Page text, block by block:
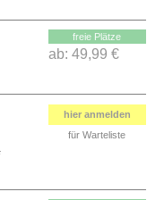
freie Plätze
ab: 49,99 €
hier anmelden
für Warteliste